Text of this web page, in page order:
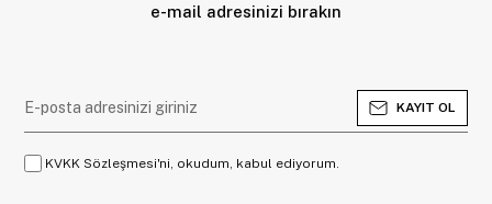
e-mail adresinizi bırakın
KAYIT OL
KVKK Sözleşmesi'ni, okudum, kabul ediyorum.